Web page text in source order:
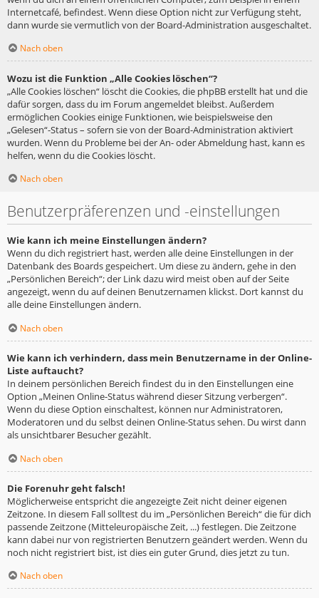
Internetcafé, befindest. Wenn diese Option nicht zur Verfügung steht,
dann wurde sie vermutlich von der Board-Administration ausgeschaltet.
Nach oben
Wozu ist die Funktion „Alle Cookies löschen“?
„Alle Cookies löschen“ löscht die Cookies, die phpBB erstellt hat und die
dafür sorgen, dass du im Forum angemeldet bleibst. Außerdem
ermöglichen Cookies einige Funktionen, wie beispielsweise den
„Gelesen“-Status – sofern sie von der Board-Administration aktiviert
wurden. Wenn du Probleme bei der An- oder Abmeldung hast, kann es
helfen, wenn du die Cookies löscht.
Nach oben
Benutzerpräferenzen und -einstellungen
Wie kann ich meine Einstellungen ändern?
Wenn du dich registriert hast, werden alle deine Einstellungen in der
Datenbank des Boards gespeichert. Um diese zu ändern, gehe in den
„Persönlichen Bereich“; der Link dazu wird meist oben auf der Seite
angezeigt, wenn du auf deinen Benutzernamen klickst. Dort kannst du
alle deine Einstellungen ändern.
Nach oben
Wie kann ich verhindern, dass mein Benutzername in der Online-
Liste auftaucht?
In deinem persönlichen Bereich findest du in den Einstellungen eine
Option „Meinen Online-Status während dieser Sitzung verbergen“.
Wenn du diese Option einschaltest, können nur Administratoren,
Moderatoren und du selbst deinen Online-Status sehen. Du wirst dann
als unsichtbarer Besucher gezählt.
Nach oben
Die Forenuhr geht falsch!
Möglicherweise entspricht die angezeigte Zeit nicht deiner eigenen
Zeitzone. In diesem Fall solltest du im „Persönlichen Bereich“ die für dich
passende Zeitzone (Mitteleuropäische Zeit, ...) festlegen. Die Zeitzone
kann dabei nur von registrierten Benutzern geändert werden. Wenn du
noch nicht registriert bist, ist dies ein guter Grund, dies jetzt zu tun.
Nach oben